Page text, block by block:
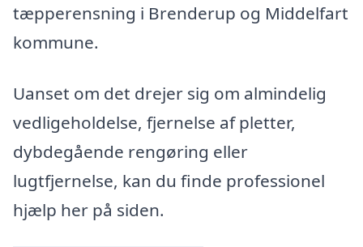
tæpperensning i Brenderup og Middelfart
kommune.
Uanset om det drejer sig om almindelig
vedligeholdelse, fjernelse af pletter,
dybdegående rengøring eller
lugtfjernelse, kan du finde professionel
hjælp her på siden.